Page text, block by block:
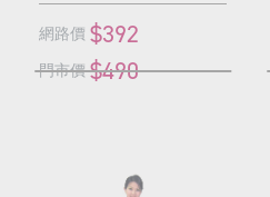
網路價 $392
門市價 $490